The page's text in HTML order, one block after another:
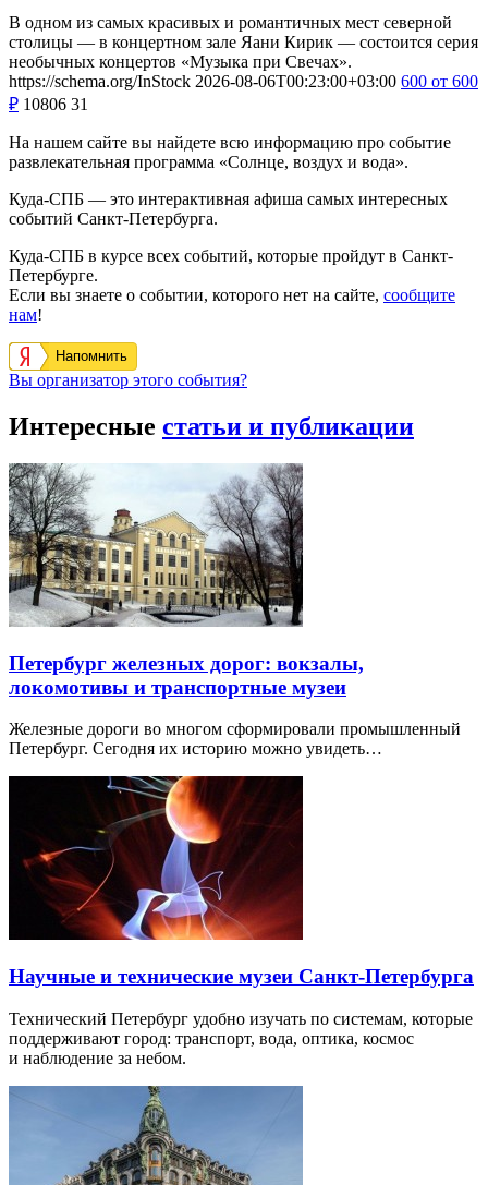
В одном из самых красивых и романтичных мест северной
столицы — в концертном зале Яани Кирик — состоится серия
необычных концертов «Музыка при Свечах».
https://schema.org/InStock 2026-08-06T00:23:00+03:00 600 от 600
₽ 10806 31
На нашем сайте вы найдете всю информацию про событие
развлекательная программа «Солнце, воздух и вода».
Куда-СПБ — это интерактивная афиша самых интересных
событий Санкт-Петербурга.
Куда-СПБ в курсе всех событий, которые пройдут в Санкт-
Петербурге.
Если вы знаете о событии, которого нет на сайте, сообщите
нам!
Напомнить
Вы организатор этого события?
Интересные статьи и публикации
Петербург железных дорог: вокзалы,
локомотивы и транспортные музеи
Железные дороги во многом сформировали промышленный
Петербург. Сегодня их историю можно увидеть…
Научные и технические музеи Санкт-Петербурга
Технический Петербург удобно изучать по системам, которые
поддерживают город: транспорт, вода, оптика, космос
и наблюдение за небом.